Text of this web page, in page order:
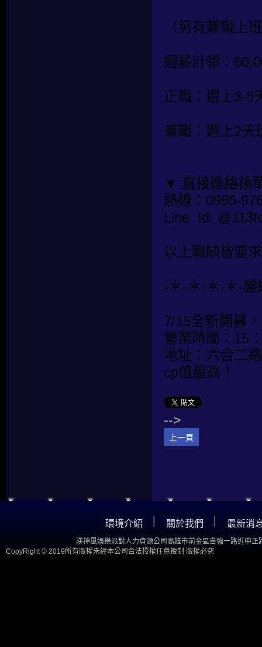
（另有兼職上
週薪計領：
正職：週上3-5
兼職：週上2天
▼ 直接連絡孫
熱線：0985-
Line Id:
以上職缺皆要
-＊-＊-＊-＊-
7/15全新開幕
營業時間：15
地址：六合二
cp值最高！
-->
上一頁
環境介紹 關於我們 最新消
漢神風娛樂派對人力資源公司高雄市前金區自強一路近中正
CopyRight © 2019所有版權未經本公司合法授權任意複制 版權必究